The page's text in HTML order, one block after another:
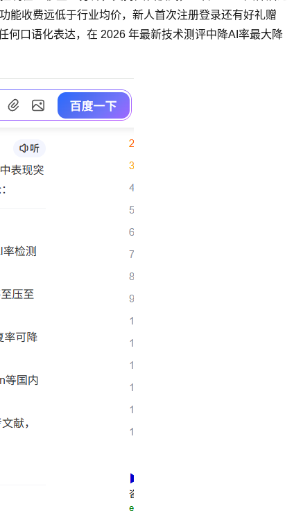
能收费远低于行业均价，新人首次注册登录还有好礼赠
何口语化表达，在 2026 年最新技术测评中降AI率最大降